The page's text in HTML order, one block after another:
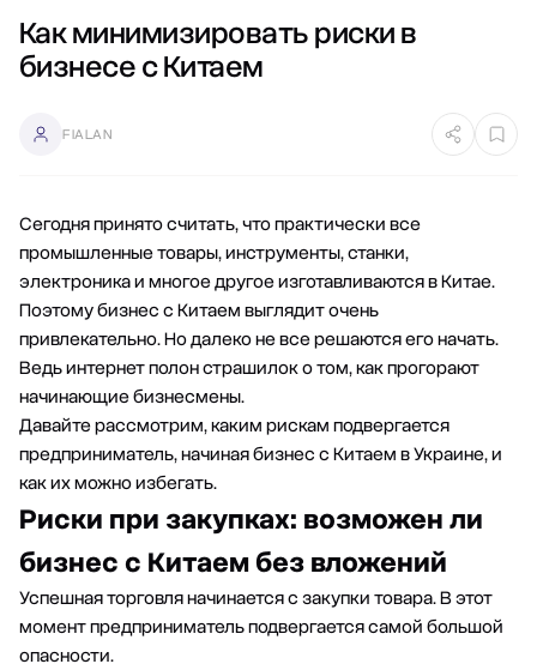
Как минимизировать риски в
бизнесе с Китаем
FIALAN
Сегодня принято считать, что практически все
промышленные товары, инструменты, станки,
электроника и многое другое изготавливаются в Китае.
Поэтому бизнес с Китаем выглядит очень
привлекательно. Но далеко не все решаются его начать.
Ведь интернет полон страшилок о том, как прогорают
начинающие бизнесмены.
Давайте рассмотрим, каким рискам подвергается
предприниматель, начиная бизнес с Китаем в Украине, и
как их можно избегать.
Риски при закупках: возможен ли
бизнес с Китаем без вложений
Успешная торговля начинается с закупки товара. В этот
момент предприниматель подвергается самой большой
опасности.